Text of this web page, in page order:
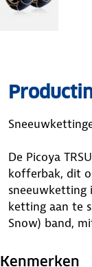
De Picoya
kofferbak, dit
sneeuwketting
ketting aan te
Snow) band,
Waar is deze
Kenmerken